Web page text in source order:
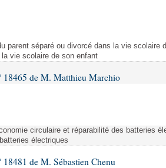
orales
débats
parent séparé ou divorcé dans la vie scolaire
vie scolaire de son enfant
18465 de M. Matthieu Marchio
circulaire et réparabilité des batteries
électriques
18481 de M. Sébastien Chenu